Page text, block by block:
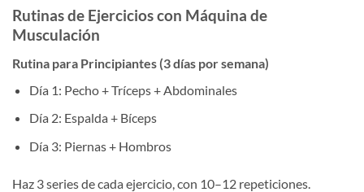
Rutinas de Ejercicios con Máquina de
Musculación
Rutina para Principiantes (3 días por semana)
Día 1: Pecho + Tríceps + Abdominales
Día 2: Espalda + Bíceps
Día 3: Piernas + Hombros
Haz 3 series de cada ejercicio, con 10–12 repeticiones.